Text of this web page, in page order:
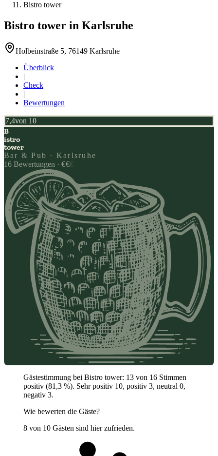
Bistro tower
Bistro tower in Karlsruhe
Holbeinstraße 5, 76149 Karlsruhe
Überblick
|
Check
|
Bewertungen
7,4von 10
B
istro
tower
Bar & Pub · Karlsruhe
16 Bewertungen · €€€
Gästestimmung bei Bistro tower: 13 von 16 Stimmen
positiv (81,3 %). Sehr positiv 10, positiv 3, neutral 0,
negativ 3.
Wie bewerten die Gäste?
8 von 10 Gästen sind hier zufrieden.